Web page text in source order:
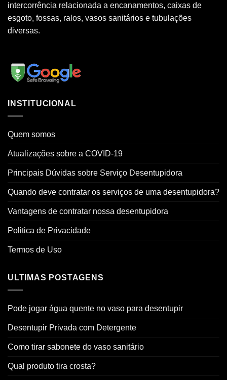
intercorrência relacionada a encanamentos, caixas de
esgoto, fossas, ralos, vasos sanitários e tubulações
diversas.
INSTITUCIONAL
Quem somos
Atualizações sobre a COVID-19
Principais Dúvidas sobre Serviço Desentupidora
Quando deve contratar os serviços de uma desentupidora?
Vantagens de contratar nossa desentupidora
Politica de Privacidade
Termos de Uso
ULTIMAS POSTAGENS
Pode jogar água quente no vaso para desentupir
Desentupir Privada com Detergente
Como tirar sabonete do vaso sanitário
Qual produto tira crosta?